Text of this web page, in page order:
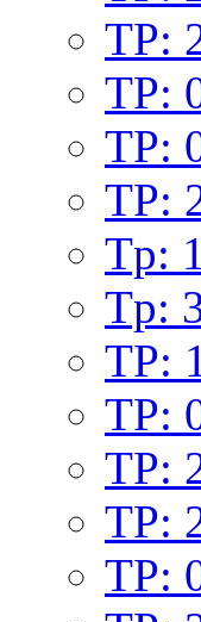
TP:
TP:
TP:
TP:
Tp:
Tp:
TP:
TP:
TP:
TP:
TP: